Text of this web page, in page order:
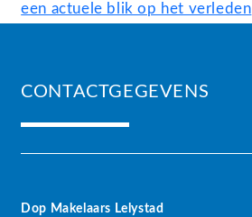
een actuele blik op het verleden
CONTACTGEGEVENS
Dop Makelaars Lelystad